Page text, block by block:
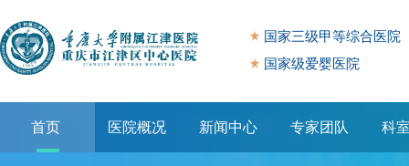
国家三级甲等综合医院
国家级爱婴医院
首页 医院概况 新闻中心 专家团队 科